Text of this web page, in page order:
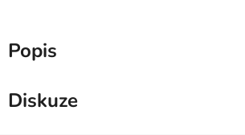
Popis
Diskuze